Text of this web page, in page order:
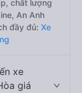
chất lượng
An Anh
đầy đủ: Xe
xe
giá